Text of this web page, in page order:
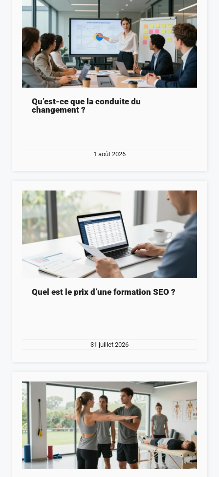
Qu’est-ce que la conduite du
changement ?
1 août 2026
Quel est le prix d’une formation SEO ?
31 juillet 2026